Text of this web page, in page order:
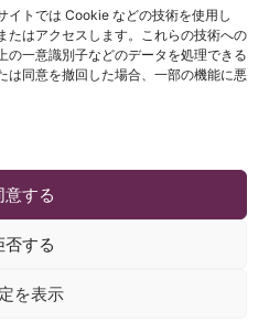
イトでは Cookie などの技術を使用し
たはアクセスします。これらの技術への
の一意識別子などのデータを処理できる
は同意を撤回した場合、一部の機能に悪
意する
否する
を表示
洞症＆脊柱側弯症研究所は、個人
タ保護規則(規則2016/679)に従って